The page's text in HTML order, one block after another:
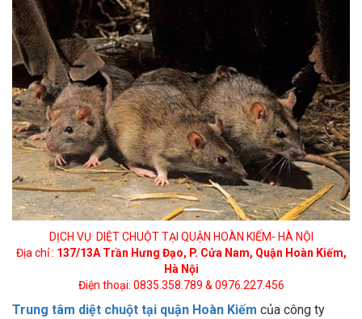
DỊCH VỤ DIỆT CHUỘT TẠI QUẬN HOÀN KIẾM- HÀ NỘI
Địa chỉ : 137/13A Trần Hưng Đạo, P. Cửa Nam, Quận Hoàn Kiếm,
Hà Nội
Điện thoại: 0835.358.789 & 0976.227.456
Trung tâm diệt chuột tại quận Hoàn Kiếm của công ty